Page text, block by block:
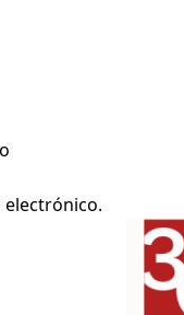
electrónico.